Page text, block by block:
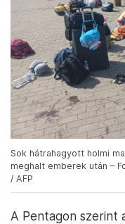
Sok hátrahagyott holmi
meghalt emberek után –
/ AFP
A Pentagon szerint